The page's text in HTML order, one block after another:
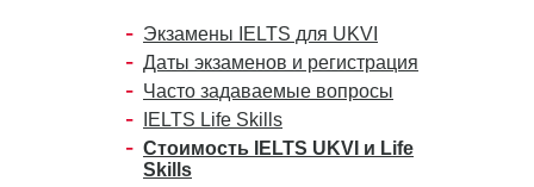
Экзамены IELTS для UKVI
Даты экзаменов и регистрация
Часто задаваемые вопросы
IELTS Life Skills
Стоимость IELTS UKVI и Life
Skills